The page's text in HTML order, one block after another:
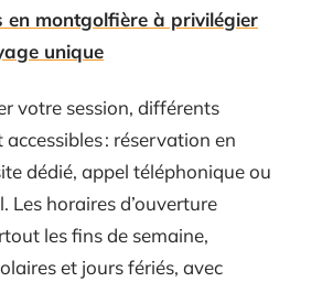
en montgolfière à privilégier
unique
votre session, différents
: réservation en
dédié, appel téléphonique ou
Les horaires d’ouverture
les fins de semaine,
et jours fériés, avec